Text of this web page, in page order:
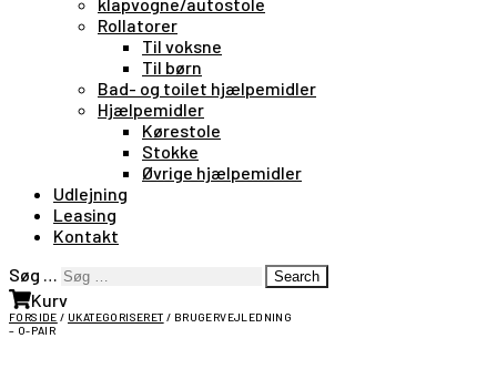
Rollatorer
Til voksne
Til børn
Bad- og toilet hjælpemidler
Hjælpemidler
Kørestole
Stokke
Øvrige hjælpemidler
Udlejning
Leasing
Kontakt
Søg …
Search
Kurv
FORSIDE / UKATEGORISERET / BRUGERVEJLEDNING
– O-PAIR